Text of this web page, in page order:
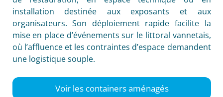
installation destinée aux exposants et aux
organisateurs. Son déploiement rapide facilite la
mise en place d’événements sur le littoral vannetais,
où l’affluence et les contraintes d’espace demandent
une logistique souple.
Voir les containers aménagés